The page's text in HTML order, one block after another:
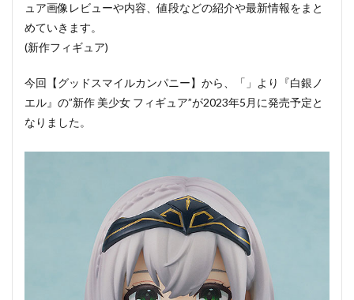
ュア画像レビューや内容、値段などの紹介や最新情報をまと
めていきます。
(新作フィギュア)
今回【グッドスマイルカンパニー】から、「」より『白銀ノ
エル』の”新作 美少女 フィギュア”が2023年5月に発売予定と
なりました。